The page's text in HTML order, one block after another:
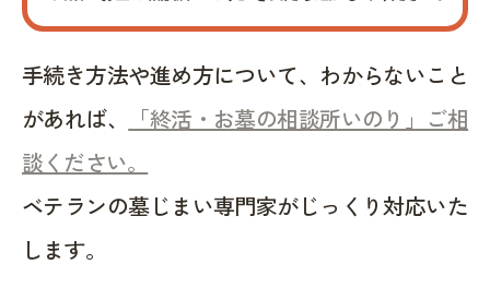
手続き方法や進め方について、わからないこと
があれば、
「終活・お墓の相談所いのり」ご相
談ください。
ベテランの墓じまい専門家がじっくり対応いた
します。